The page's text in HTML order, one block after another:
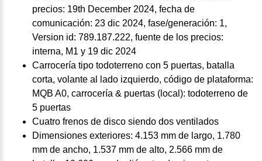
precios: 19th December 2024, fecha de
comunicación: 23 dic 2024, fase/generación: 1,
Version id: 789.187.222, fuente de los precios:
interna, M1 y 19 dic 2024
Carrocería tipo todoterreno con 5 puertas, batalla
corta, volante al lado izquierdo, código de plataforma:
MQB A0, carrocería & puertas (local): todoterreno de
5 puertas
Cuatro frenos de disco siendo dos ventilados
Dimensiones exteriores: 4.153 mm de largo, 1.780
mm de ancho, 1.537 mm de alto, 2.566 mm de